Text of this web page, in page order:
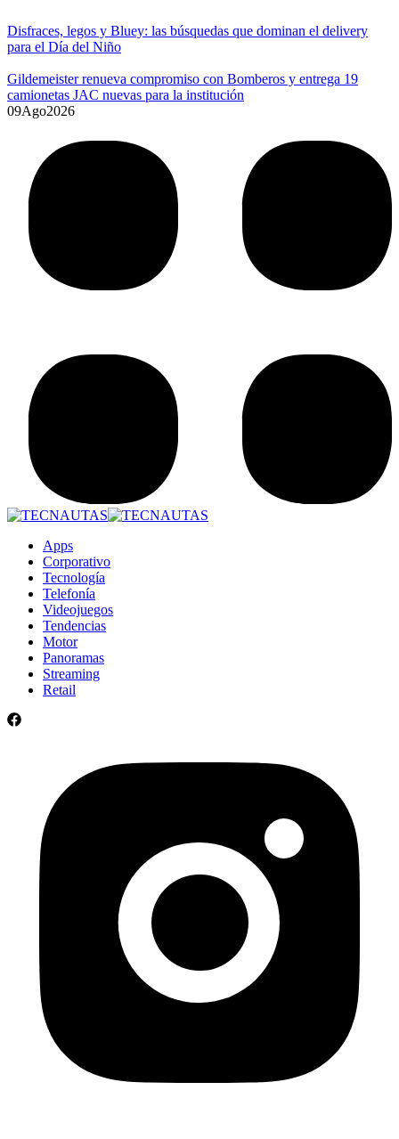
Disfraces, legos y Bluey: las búsquedas que dominan el delivery
para el Día del Niño
Gildemeister renueva compromiso con Bomberos y entrega 19
camionetas JAC nuevas para la institución
09Ago2026
Apps
Corporativo
Tecnología
Telefonía
Videojuegos
Tendencias
Motor
Panoramas
Streaming
Retail